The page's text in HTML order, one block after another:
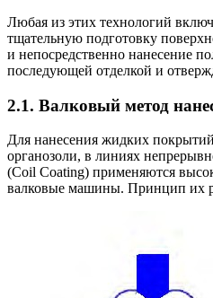
Любая из этих технологий
тщательную подготовку
и непосредственно нанесение
последующей отделкой и
2.1. Валковый метод
Для нанесения жидких
органозоли, в линиях
(Coil Coating) применяются
валковые машины. Принцип их